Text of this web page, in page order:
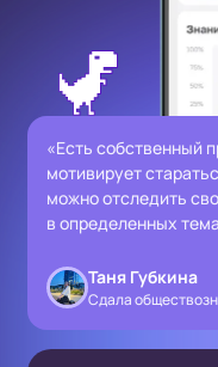
«Есть собственный
мотивирует
можно отследить
в определенных
Таня Губкина
Сдала